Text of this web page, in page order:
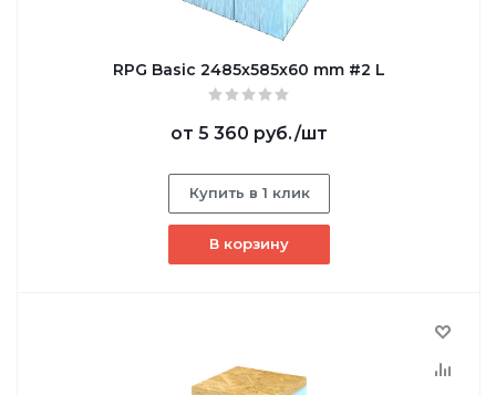
RPG Basic 2485х585х60 mm #2 L
от 5 360 руб./шт
Купить в 1 клик
В корзину